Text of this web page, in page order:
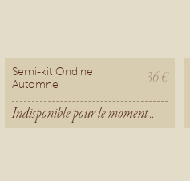
Semi-kit Ondine
Automne
36 €
Indisponible pour le moment...